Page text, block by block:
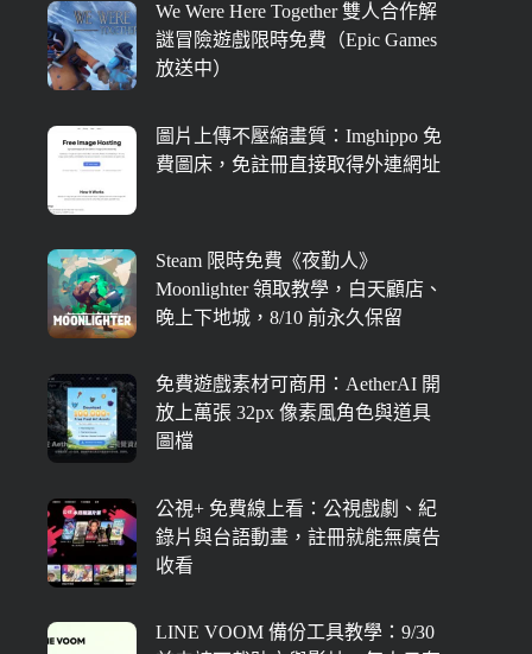
We Were Here Together 雙人合作解
謎冒險遊戲限時免費（Epic Games
放送中）
圖片上傳不壓縮畫質：Imghippo 免
費圖床，免註冊直接取得外連網址
Steam 限時免費《夜勤人》
Moonlighter 領取教學，白天顧店、
晚上下地城，8/10 前永久保留
免費遊戲素材可商用：AetherAI 開
放上萬張 32px 像素風角色與道具
圖檔
公視+ 免費線上看：公視戲劇、紀
錄片與台語動畫，註冊就能無廣告
收看
LINE VOOM 備份工具教學：9/30